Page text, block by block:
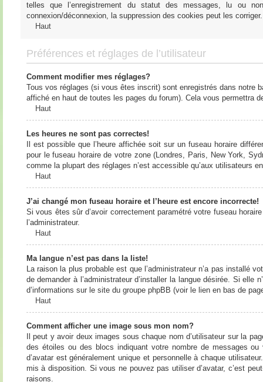
telles que l’enregistrement du statut des messages, lu ou
connexion/déconnexion, la suppression des cookies peut les corriger.
Haut
Préférences et réglages de l’utilisateur
Comment modifier mes réglages?
Tous vos réglages (si vous êtes inscrit) sont enregistrés dans notre
affiché en haut de toutes les pages du forum). Cela vous permettra
Haut
Les heures ne sont pas correctes!
Il est possible que l’heure affichée soit sur un fuseau horaire
pour le fuseau horaire de votre zone (Londres, Paris, New York,
comme la plupart des réglages n’est accessible qu’aux utilisateurs
Haut
J’ai changé mon fuseau horaire et l’heure est encore incorrecte!
Si vous êtes sûr d’avoir correctement paramétré votre fuseau
l’administrateur.
Haut
Ma langue n’est pas dans la liste!
La raison la plus probable est que l’administrateur n’a pas installé
de demander à l’administrateur d’installer la langue désirée. Si
d’informations sur le site du groupe phpBB (voir le lien en bas de
Haut
Comment afficher une image sous mon nom?
Il peut y avoir deux images sous chaque nom d’utilisateur sur la
des étoiles ou des blocs indiquant votre nombre de messages
d’avatar est généralement unique et personnelle à chaque
mis à disposition. Si vous ne pouvez pas utiliser d’avatar, c’est
raisons.